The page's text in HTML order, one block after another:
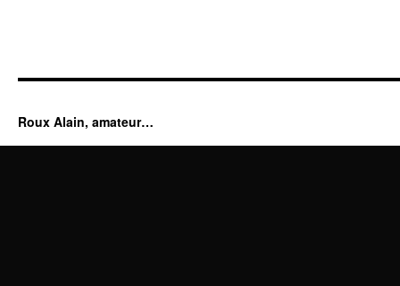
Roux Alain, amateur…